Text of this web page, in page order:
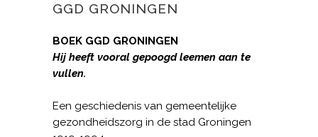
GGD GRONINGEN
BOEK GGD GRONINGEN
Hij heeft vooral gepoogd leemen aan te
vullen.
Een geschiedenis van gemeentelijke
gezondheidszorg in de stad Groningen